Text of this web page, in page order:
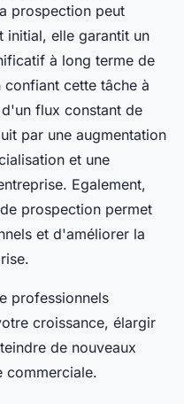
prospection peut
initial, elle garantit un
à long terme de
cette tâche à
flux constant de
par une augmentation
et une
Egalement,
prospection permet
et d'améliorer la
professionnels
croissance, élargir
de nouveaux
commerciale.